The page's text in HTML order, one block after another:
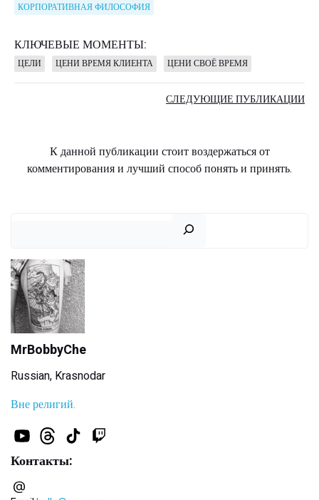
КОРПОРАТИВНАЯ ФИЛОСОФИЯ
КЛЮЧЕВЫЕ МОМЕНТЫ:
ЦЕЛИ ЦЕНИ ВРЕМЯ КЛИЕНТА ЦЕНИ СВОЁ ВРЕМЯ
по
записям
СЛЕДУЮЩИЕ ПУБЛИКАЦИИ
К данной публикации стоит воздержаться от
комментирования и лучший способ понять и принять.
MrBobbyChe
Russian, Krasnodar
Вне религий.
Контакты: